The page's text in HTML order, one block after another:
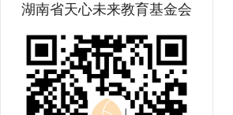
湖南省天心未来教育基金会